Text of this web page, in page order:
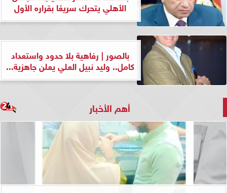
الأهلي يتحرك سريعًا بقراره الأول
بالصور | رفاهية بلا حدود واستعداد
كامل.. وليد نبيل العلي يعلن جاهزية...
أهم الأخبار